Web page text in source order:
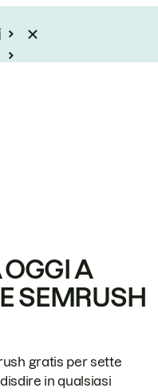
OGGI A
SEMRUSH
gratis per sette
in qualsiasi